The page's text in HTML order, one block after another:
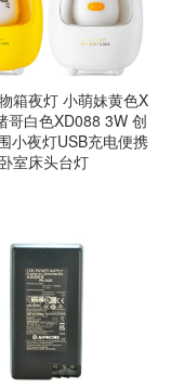
箱夜灯 小萌妹黄色X
哥白色XD088 3W 创
小夜灯USB充电便携
室床头台灯